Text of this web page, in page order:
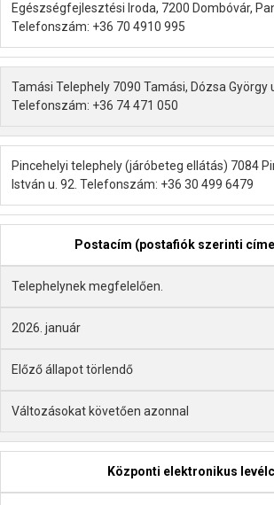
Egészségfejlesztési Iroda, 7200 Dombóvár,
Telefonszám: +36 70 4910 995
Tamási Telephely 7090 Tamási, Dózsa György
Telefonszám: +36 74 471 050
Pincehelyi telephely (járóbeteg ellátás) 7084
István u. 92. Telefonszám: +36 30 499 6479
Postacím (postafiók szerinti
Telephelynek megfelelően.
2026. január
Előző állapot törlendő
Változásokat követően azonnal
Központi elektronikus